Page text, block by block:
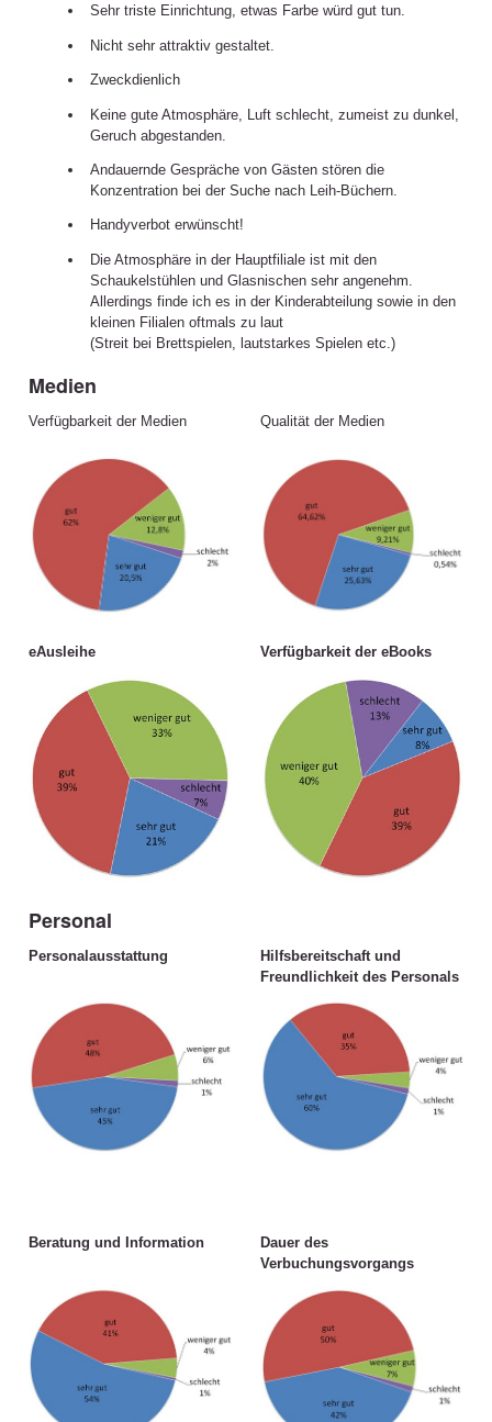
Sehr triste Einrichtung, etwas Farbe würd gut tun.
Nicht sehr attraktiv gestaltet.
Zweckdienlich
Keine gute Atmosphäre, Luft schlecht, zumeist zu dunkel,
Geruch abgestanden.
Andauernde Gespräche von Gästen stören die
Konzentration bei der Suche nach Leih-Büchern.
Handyverbot erwünscht!
Die Atmosphäre in der Hauptfiliale ist mit den
Schaukelstühlen und Glasnischen sehr angenehm.
Allerdings finde ich es in der Kinderabteilung sowie in den
kleinen Filialen oftmals zu laut
(Streit bei Brettspielen, lautstarkes Spielen etc.)
Medien
Verfügbarkeit der Medien Qualität der Medien
eAusleihe Verfügbarkeit der eBooks
Personal
Personalausstattung
Hilfsbereitschaft und
Freundlichkeit des Personals
Beratung und Information
Dauer des
Verbuchungsvorgangs